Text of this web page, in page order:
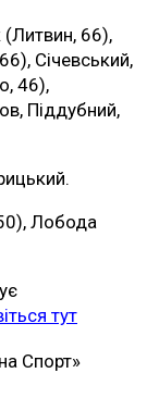
(Литвин, 66),
Січевський,
46),
Піддубний,
Лобода
тут
Спорт»